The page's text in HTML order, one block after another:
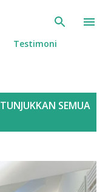
Testimoni
TUNJUKKAN SEMUA